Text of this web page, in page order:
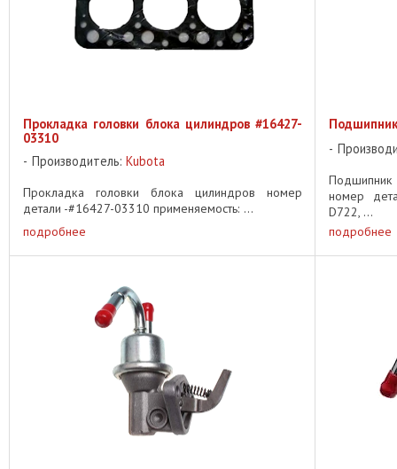
Прокладка головки блока цилиндров #16427-
03310
Производитель: Kubota
Прокладка головки блока цилиндров номер
детали -#16427-03310 применяемость: ...
подробнее
Подшипник
номер
D722, ...
подробнее